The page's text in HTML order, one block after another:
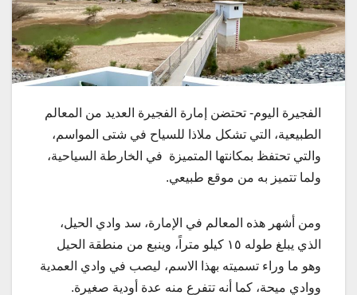
الفجيرة اليوم- تحتضن إمارة الفجيرة العديد من المعالم
الطبيعية، التي تشكل ملاذا للسياح في شتى المواسم،
والتي تحتفظ بمكانتها المتميزة في الخارطة السياحية،
ولما تتميز به من موقع طبيعي.
ومن أشهر هذه المعالم في الإمارة، سد وادي الحيل،
الذي يبلغ طوله ١٥ كيلو متراً، وينبع من منطقة الحيل
وهو ما وراء تسميته بهذا الاسم، ليصب في وادي العمدية
ووادي ميحة، كما أنه تتفرع منه عدة أودية صغيرة.